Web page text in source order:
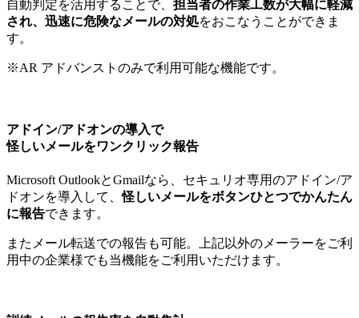
自動判定を活用することで、 担当者の作業工数が大幅に軽減
され、迅速に危険なメールの対処をおこなうことができま
す。
※AR アドバンストのみで利用可能な機能です。
アドイン/アドオンの導入で
怪しいメールをワンクリック報告
Microsoft OutlookとGmailなら、セキュリオ専用のアドイン/ア
ドオンを導入して、怪しいメールをボタンひとつでかんたん
に報告できます。
またメール転送での報告も可能。上記以外のメーラーをご利
用中の企業様でも当機能をご利用いただけます。